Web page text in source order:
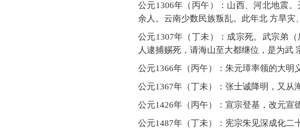
公元1306年（丙午）：山西、河北地震
余人。云南少数民族叛乱。此年北 方旱灾
公元1307年（丁未）：成宗死。武宗弟
人逮捕赐死，请海山至大都继位，是为武
公元1366年（丙午）：朱元璋率领的大明
公元1367年（丁未）：张士诚降明，又从
公元1426年（丙午）：宣宗登基，改元宣
公元1487年（丁未）：宪宗朱见深成化二